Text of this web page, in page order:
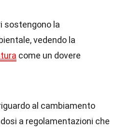
sostengono la
vedendo la
come un dovere
al cambiamento
a regolamentazioni che